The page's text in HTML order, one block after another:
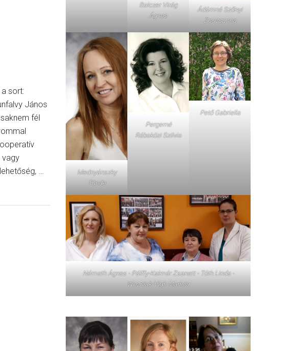
sort:
János
fél
vagy
…
Balczer Virág
Ágnes
Ádámné Szőnyi
Zsuzsanna
Mednyánszky
Tünde
Pergerné
Rábaközi Szilvia
Pető Gabriella
Németh Ágnes - Pálffy-Kalmár Zsanett - Tóth Linda -
Wozniak-Vigh Mariola